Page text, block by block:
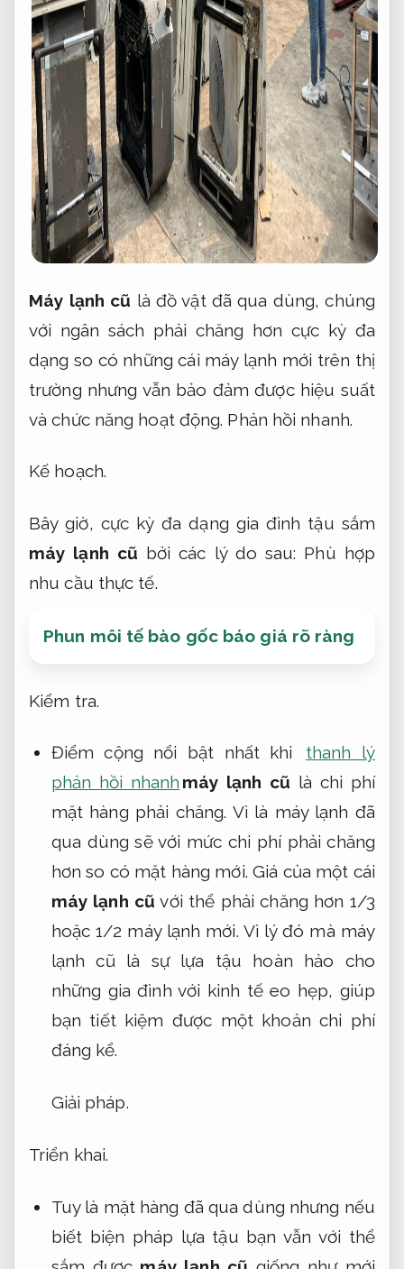
Máy lạnh cũ là đồ vật đã qua dùng, chúng
với ngân sách phải chăng hơn cực kỳ đa
dạng so có những cái máy lạnh mới trên thị
trường nhưng vẫn bảo đảm được hiệu suất
và chức năng hoạt động. Phản hồi nhanh.
Kế hoạch.
Bây giờ, cực kỳ đa dạng gia đình tậu sắm
máy lạnh cũ bởi các lý do sau: Phù hợp
nhu cầu thực tế.
Phun môi tế bào gốc báo giá rõ ràng
Kiểm tra.
Điểm cộng nổi bật nhất khi
thanh lý
phản hồi nhanh máy lạnh cũ là chi phí
mặt hàng phải chăng. Vì là máy lạnh đã
qua dùng sẽ với mức chi phí phải chăng
hơn so có mặt hàng mới. Giá của một cái
máy lạnh cũ với thể phải chăng hơn 1/3
hoặc 1/2 máy lạnh mới. Vì lý đó mà máy
lạnh cũ là sự lựa tậu hoàn hảo cho
những gia đình với kinh tế eo hẹp, giúp
bạn tiết kiệm được một khoản chi phí
đáng kể.
Giải pháp.
Triển khai.
Tuy là mặt hàng đã qua dùng nhưng nếu
biết biện pháp lựa tậu bạn vẫn với thể